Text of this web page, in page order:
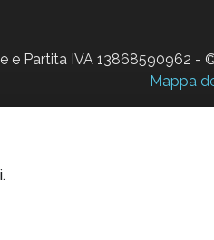
e Partita IVA 13868590962 -
Mappa